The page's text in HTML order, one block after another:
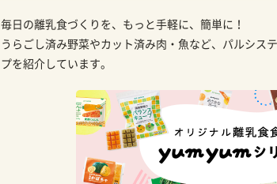
毎日の離乳食づくりを、もっと手軽に、簡単に！
うらごし済み野菜やカット済み肉・魚など、パルシス
プを紹介しています。